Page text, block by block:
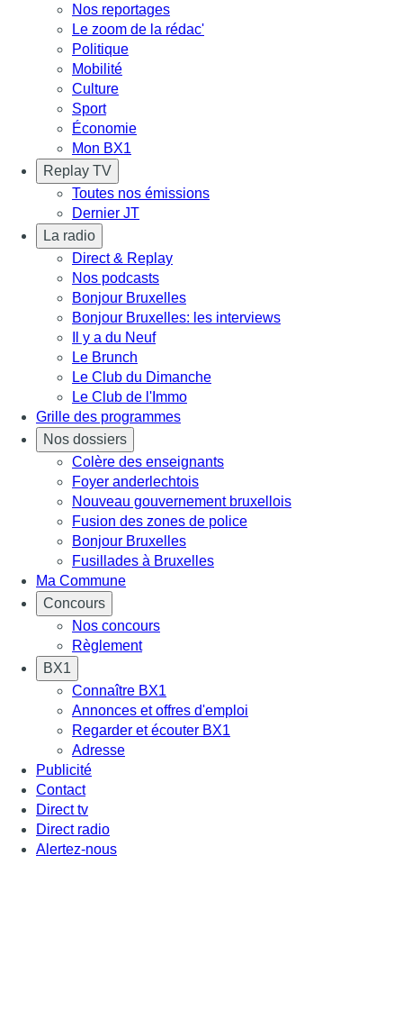
Nos reportages
Le zoom de la rédac'
Politique
Mobilité
Culture
Sport
Économie
Mon BX1
Replay TV
Toutes nos émissions
Dernier JT
La radio
Direct & Replay
Nos podcasts
Bonjour Bruxelles
Bonjour Bruxelles: les interviews
Il y a du Neuf
Le Brunch
Le Club du Dimanche
Le Club de l'Immo
Grille des programmes
Nos dossiers
Colère des enseignants
Foyer anderlechtois
Nouveau gouvernement bruxellois
Fusion des zones de police
Bonjour Bruxelles
Fusillades à Bruxelles
Ma Commune
Concours
Nos concours
Règlement
BX1
Connaître BX1
Annonces et offres d'emploi
Regarder et écouter BX1
Adresse
Publicité
Contact
Direct tv
Direct radio
Alertez-nous